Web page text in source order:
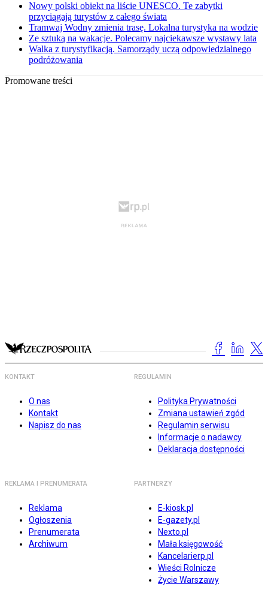
Nowy polski obiekt na liście UNESCO. Te zabytki
przyciągają turystów z całego świata
Tramwaj Wodny zmienia trasę. Lokalna turystyka na wodzie
Ze sztuką na wakacje. Polecamy najciekawsze wystawy lata
Walka z turystyfikacją. Samorządy uczą odpowiedzialnego
podróżowania
Promowane treści
KONTAKT
O nas
Kontakt
Napisz do nas
REGULAMIN
Polityka Prywatności
Zmiana ustawień zgód
Regulamin serwisu
Informacje o nadawcy
Deklaracja dostępności
REKLAMA I PRENUMERATA
Reklama
Ogłoszenia
Prenumerata
Archiwum
PARTNERZY
E-kiosk.pl
E-gazety.pl
Nexto.pl
Mała księgowość
Kancelarierp.pl
Wieści Rolnicze
Życie Warszawy